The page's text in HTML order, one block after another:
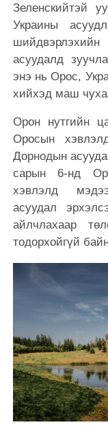
Зеленскийтэй
Украины
асуудалд
энэ нь Орос,
хийхэд маш
Орон нутгийн
Оросын
Дорнодын
сарын 6-нд
хэвлэлд
асуудал
айлчлахаар
тодорхойгүй